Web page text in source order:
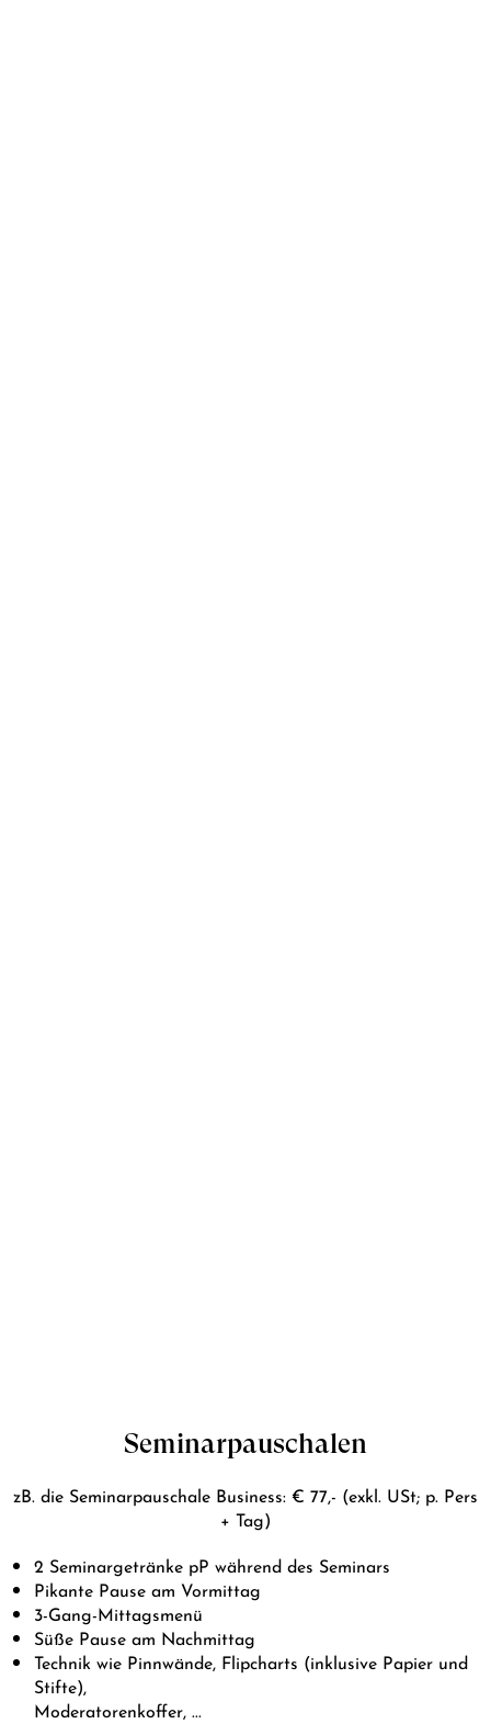
Seminarpauschalen
zB. die Seminarpauschale Business: € 77,- (exkl. USt; p. Pers
+ Tag)
2 Seminargetränke pP während des Seminars
Pikante Pause am Vormittag
3-Gang-Mittagsmenü
Süße Pause am Nachmittag
Technik wie Pinnwände, Flipcharts (inklusive Papier und
Stifte),
Moderatorenkoffer, ...